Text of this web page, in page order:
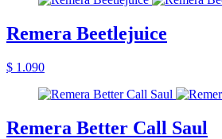
Remera Beetlejuice
$ 1.090
Remera Better Call Saul